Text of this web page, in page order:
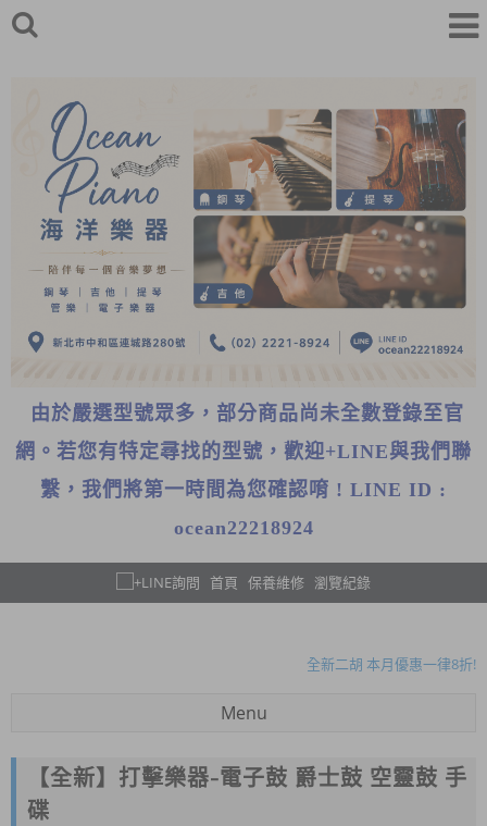
由於嚴選型號眾多，部分商品尚未全數登錄至官
網。若您有特定尋找的型號，歡迎+LINE與我們聯
繫，我們將第一時間為您確認唷 ! LINE ID :
ocean22218924
首頁 保養維修 瀏覽紀錄
全新二胡 本月優惠一律8折!
暑假限定!購買指定款吉他免費送攜帶式吉他架!
Menu
【全新】打擊樂器-電子鼓 爵士鼓 空靈鼓 手
碟